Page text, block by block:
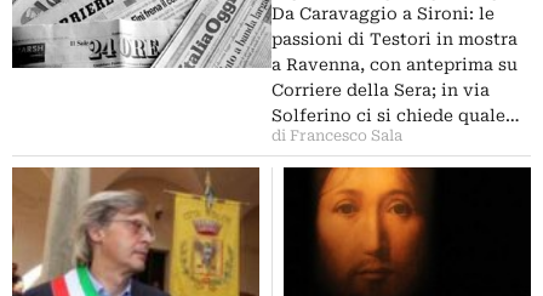
d’arte, Sgarbi su Mantegna,
memoria delle foibe…
Da Caravaggio a Sironi: le
passioni di Testori in mostra
a Ravenna, con anteprima su
Corriere della Sera; in via
Solferino ci si chiede quale…
di Francesco Sala